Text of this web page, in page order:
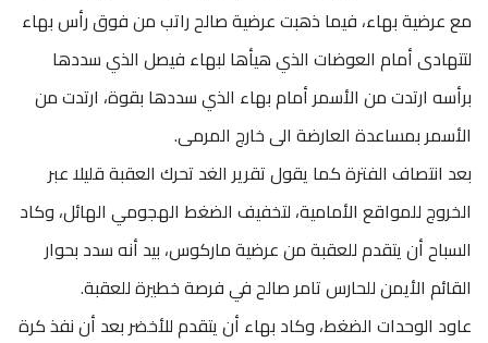
مع عرضية بهاء، فيما ذهبت عرضية صالح راتب من فوق رأس بهاء
لتتهادى أمام العوضات الذي هيأها لبهاء فيصل الذي سددها
برأسه ارتدت من الأسمر أمام بهاء الذي سددها بقوة، ارتدت من
الأسمر بمساعدة العارضة الى خارج المرمى.
بعد انتصاف الفترة كما يقول تقرير الغد تحرك العقبة قليلا عبر
الخروج للمواقع الأمامية، لتخفيف الضغط الهجومي الهائل، وكاد
السباح أن يتقدم للعقبة من عرضية ماركوس، بيد أنه سدد بحوار
القائم الأيمن للحارس تامر صالح في فرصة خطيرة للعقبة.
عاود الوحدات الضغط، وكاد بهاء أن يتقدم للأخضر بعد أن نفذ كرة